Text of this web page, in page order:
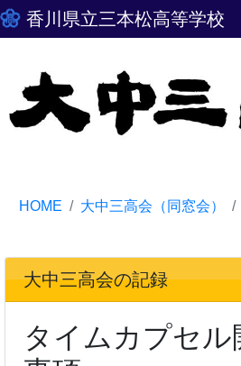
香川県立三本松高等学校
HOME 大中三高会（同窓会）
大中三高会の記録
タイムカプセル